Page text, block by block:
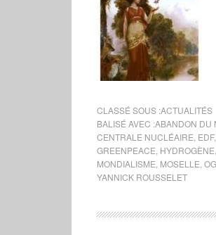
CLASSÉ SOUS :ACTUALITÉS
BALISÉ AVEC :ABANDON DU
CENTRALE NUCLÉAIRE EDF,
GREENPEACE HYDROGÈNE
MONDIALISME MOSELLE
YANNICK ROUSSELET